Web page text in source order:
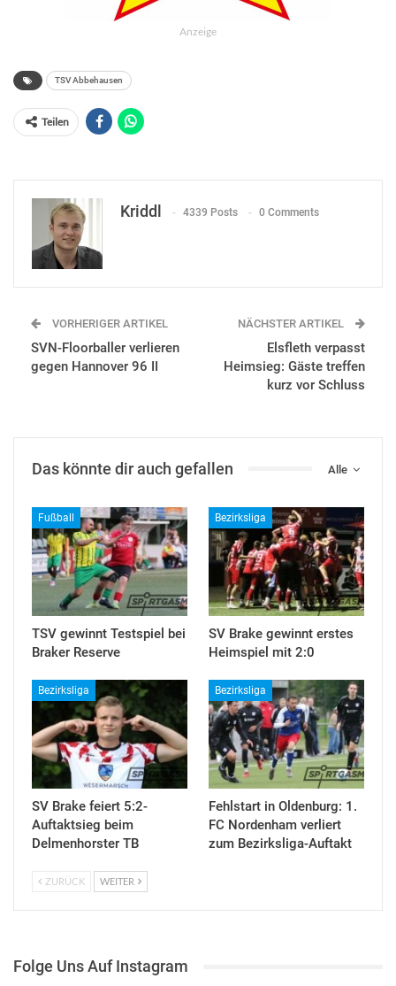
Anzeige
TSV Abbehausen
Teilen
Kriddl 4339 Posts 0 Comments
VORHERIGER ARTIKEL
SVN-Floorballer verlieren
gegen Hannover 96 II
NÄCHSTER ARTIKEL
Elsfleth verpasst
Heimsieg: Gäste treffen
kurz vor Schluss
Alle
Das könnte dir auch gefallen
Fußball
TSV gewinnt Testspiel bei
Braker Reserve
Bezirksliga
SV Brake gewinnt erstes
Heimspiel mit 2:0
Bezirksliga
SV Brake feiert 5:2-
Auftaktsieg beim
Delmenhorster TB
Bezirksliga
Fehlstart in Oldenburg: 1.
FC Nordenham verliert
zum Bezirksliga-Auftakt
ZURÜCK WEITER
Folge Uns Auf Instagram